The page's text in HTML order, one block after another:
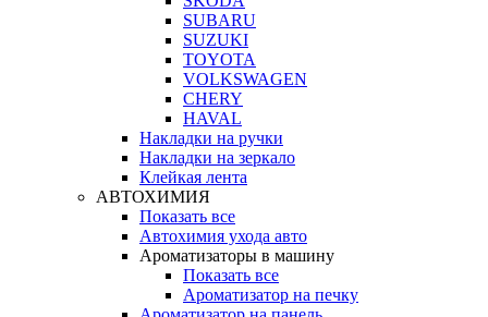
SUBARU
SUZUKI
TOYOTA
VOLKSWAGEN
CHERY
HAVAL
Накладки на ручки
Накладки на зеркало
Клейкая лента
АВТОХИМИЯ
Показать все
Автохимия ухода авто
Ароматизаторы в машину
Показать все
Ароматизатор на печку